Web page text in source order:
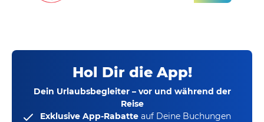
Hol Dir die App!
Dein Urlaubsbegleiter – vor und während der
Reise
Exklusive App-Rabatte auf Deine Buchungen